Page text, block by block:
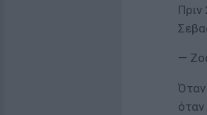
Πριν
—
Όταν